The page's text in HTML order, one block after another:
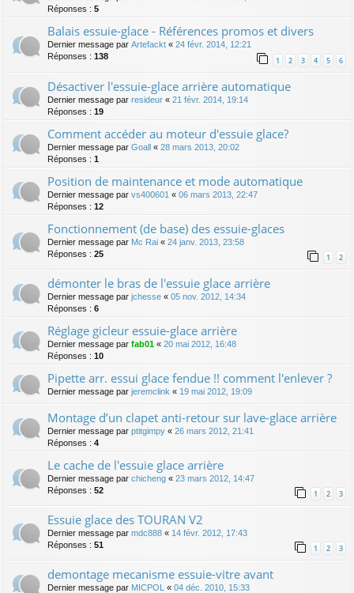
Réponses : 5
Balais essuie-glace - Références promos et divers
Dernier message par Artefackt « 24 févr. 2014, 12:21
Réponses : 138 1 2 3 4 5 6
Désactiver l'essuie-glace arrière automatique
Dernier message par resideur « 21 févr. 2014, 19:14
Réponses : 19
Comment accéder au moteur d'essuie glace?
Dernier message par Goall « 28 mars 2013, 20:02
Réponses : 1
Position de maintenance et mode automatique
Dernier message par vs400601 « 06 mars 2013, 22:47
Réponses : 12
Fonctionnement (de base) des essuie-glaces
Dernier message par Mc Rai « 24 janv. 2013, 23:58
Réponses : 25 1 2
démonter le bras de l'essuie glace arrière
Dernier message par jchesse « 05 nov. 2012, 14:34
Réponses : 6
Réglage gicleur essuie-glace arrière
Dernier message par fab01 « 20 mai 2012, 16:48
Réponses : 10
Pipette arr. essui glace fendue !! comment l'enlever ?
Dernier message par jeremclink « 19 mai 2012, 19:09
Montage d’un clapet anti-retour sur lave-glace arrière
Dernier message par ptitgimpy « 26 mars 2012, 21:41
Réponses : 4
Le cache de l'essuie glace arrière
Dernier message par chicheng « 23 mars 2012, 14:47
Réponses : 52 1 2 3
Essuie glace des TOURAN V2
Dernier message par mdc888 « 14 févr. 2012, 17:43
Réponses : 51 1 2 3
demontage mecanisme essuie-vitre avant
Dernier message par MICPOL « 04 déc. 2010, 15:33